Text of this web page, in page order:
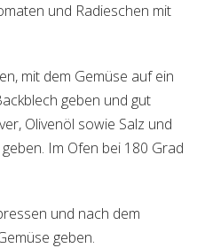
und Radieschen mit
mit dem Gemüse auf ein
geben und gut
Olivenöl sowie Salz und
Im Ofen bei 180 Grad
und nach dem
geben.